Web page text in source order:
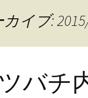
活 イブ:
バチ